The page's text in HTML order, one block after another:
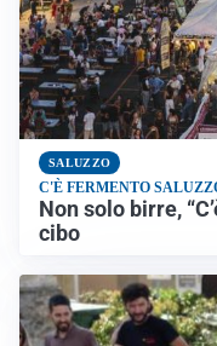
SALUZZO
C'È FERMENTO
Non solo birre,
cibo